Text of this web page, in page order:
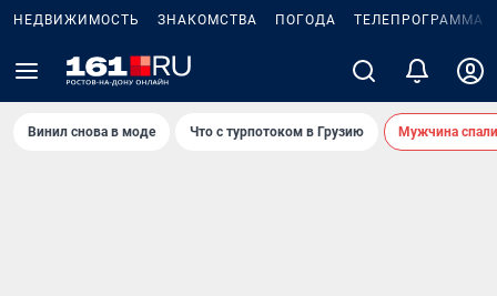
НЕДВИЖИМОСТЬ ЗНАКОМСТВА ПОГОДА ТЕЛЕПРОГРАММА
Винил снова в моде Что с турпотоком в Грузию Мужчина